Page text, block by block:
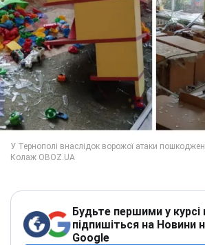
Будьте першими у
підпишіться на Новини
Google